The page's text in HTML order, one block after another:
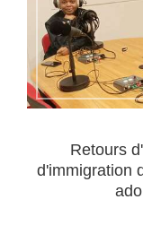
Retours
d'immigration